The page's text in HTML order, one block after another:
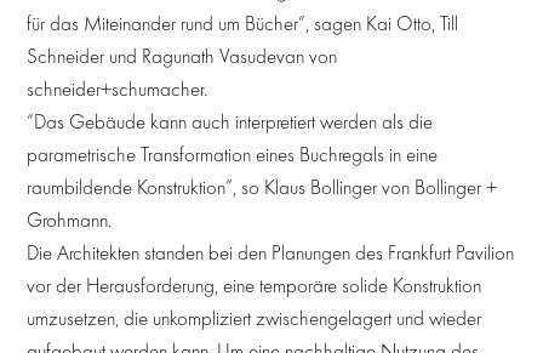
für das Miteinander rund um Bücher”, sagen Kai Otto, Till
Schneider und Ragunath Vasudevan von
schneider+schumacher.
“Das Gebäude kann auch interpretiert werden als die
parametrische Transformation eines Buchregals in eine
raumbildende Konstruktion”, so Klaus Bollinger von Bollinger +
Grohmann.
Die Architekten standen bei den Planungen des Frankfurt Pavilion
vor der Herausforderung, eine temporäre solide Konstruktion
umzusetzen, die unkompliziert zwischengelagert und wieder